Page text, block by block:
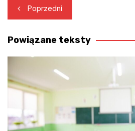
Nawigacja
wpisu
Poprzedni
Powiązane teksty